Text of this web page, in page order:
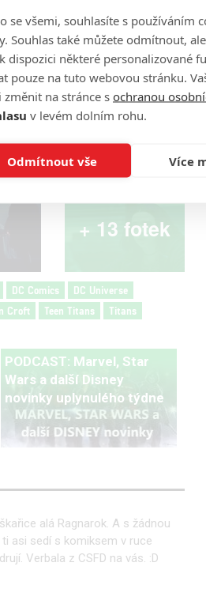
Zdroj: DC Universe
+ 13 fotek
DC Comics
DC Universe
Croft Teen Titans
Titans
PODCAST: Marvel, Star
Wars a další Disney
novinky uplynulého týdne
alá Ragnarok. A s žádnou
asi sedí s komiksem v ruce
Verbala z CSFD na vás. :D
se všemi, souhlasíte s používáním
Souhlas také můžete odmítnout,
dispozici některé personalizované
pouze na tuto webovou stránku.
na stránce s ochranou
v levém dolním rohu.
Odmítnout vše Více